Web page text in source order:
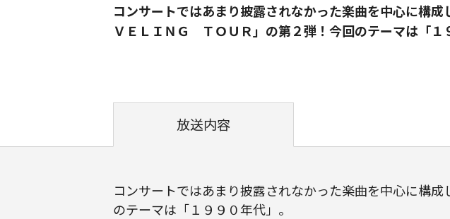
コンサートではあまり披露されなかった楽曲を中心に構
ＶＥＬＩＮＧ ＴＯＵＲ」の第２弾！今回のテーマは「１
放送内容
コンサートではあまり披露されなかった楽曲を中心に
のテーマは「１９９０年代」。